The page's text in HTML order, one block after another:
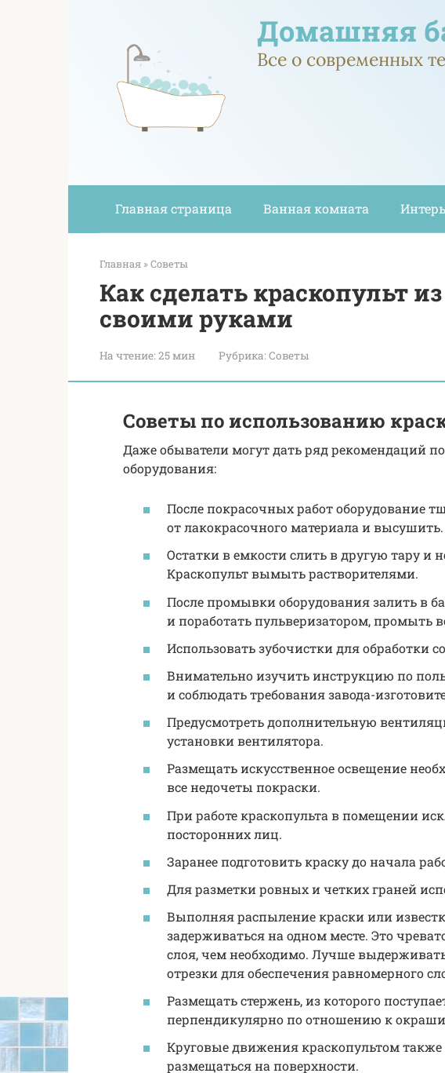
Домашняя
Все о современных
Главная страница Ванная комната
Главная »Советы
Как сделать краскопульт
своими руками
На чтение:25 мин Рубрика:Советы
Советы по использованию
Даже обыватели могут дать ряд рекомендаций
оборудования:
После покрасочных работ оборудование
от лакокрасочного материала и высушить.
Остатки в емкости слить в другую тару и
Краскопульт вымыть растворителями.
После промывки оборудования залить в
и поработать пульверизатором, промыть
Использовать зубочистки для обработки
Внимательно изучить инструкцию по
и соблюдать требования завода-
Предусмотреть дополнительную
установки вентилятора.
Размещать искусственное освещение
все недочеты покраски.
При работе краскопульта в помещении
посторонних лиц.
Заранее подготовить краску до начала
Для разметки ровных и четких граней
Выполняя распыление краски или
задерживаться на одном месте. Это
слоя, чем необходимо. Лучше
отрезки для обеспечения равномерного
Размещать стержень, из которого
перпендикулярно по отношению к
Круговые движения краскопультом
размещаться на поверхности.